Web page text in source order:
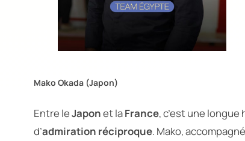
Mako Okada (Japon)
Entre leJaponet laFrance, c’est une
d’admiration réciproque. Mako,